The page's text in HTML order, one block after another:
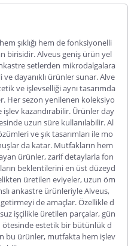
şıklığı hem de fonksiyonelli
birisidir. Alveus geniş ürün yel
setlerden mikrodalgalara
dayanıklı ürünler sunar.Alve
ve işlevselliği aynı tasarımda
Her sezon yenilenen koleksiyo
kazandırabilir. Ürünler day
uzun süre kullanılabilir. Al
ve şık tasarımları ile mo
da katar. Mutfakların hem
ürünler, zarif detaylarla fon
beklentilerini en üst düzeyd
üretilen eviyeler, uzun öm
ankastre ürünleriyle Alveus,
de amaçlar. Özellikle d
işçilikle üretilen parçalar, gün
ötesinde estetik bir bütünlük d
bu ürünler, mutfakta hem işlev